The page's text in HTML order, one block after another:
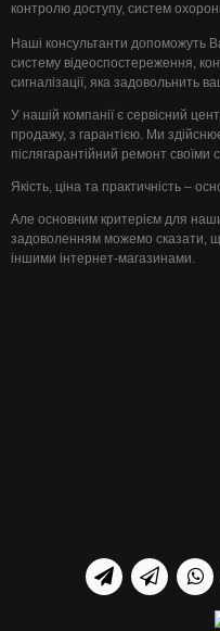
контролю доступу, систем
Наші консультанти допоможуть
систему відеоспостереження,
сигналізації, яка задовольнить
У нашій компанії є сервісний
продажу, з гарантією. Ми
післягарантійний ремонт своїми
Якість, ціна та практичність –
Але основним критерієм для
задоволенням можемо сказати,
іншими інтернет-магазинами.